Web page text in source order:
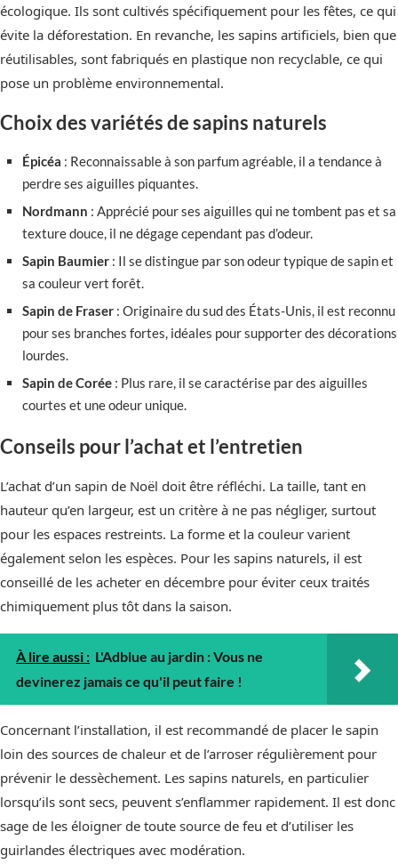
écologique. Ils sont cultivés spécifiquement pour les fêtes, ce qui
évite la déforestation. En revanche, les sapins artificiels, bien que
réutilisables, sont fabriqués en plastique non recyclable, ce qui
pose un problème environnemental.
Choix des variétés de sapins naturels
Épicéa : Reconnaissable à son parfum agréable, il a tendance à
perdre ses aiguilles piquantes.
Nordmann : Apprécié pour ses aiguilles qui ne tombent pas et sa
texture douce, il ne dégage cependant pas d’odeur.
Sapin Baumier : Il se distingue par son odeur typique de sapin et
sa couleur vert forêt.
Sapin de Fraser : Originaire du sud des États-Unis, il est reconnu
pour ses branches fortes, idéales pour supporter des décorations
lourdes.
Sapin de Corée : Plus rare, il se caractérise par des aiguilles
courtes et une odeur unique.
Conseils pour l’achat et l’entretien
L’achat d’un sapin de Noël doit être réfléchi. La taille, tant en
hauteur qu’en largeur, est un critère à ne pas négliger, surtout
pour les espaces restreints. La forme et la couleur varient
également selon les espèces. Pour les sapins naturels, il est
conseillé de les acheter en décembre pour éviter ceux traités
chimiquement plus tôt dans la saison.
À lire aussi : L'Adblue au jardin : Vous ne
devinerez jamais ce qu'il peut faire !
Concernant l’installation, il est recommandé de placer le sapin
loin des sources de chaleur et de l’arroser régulièrement pour
prévenir le dessèchement. Les sapins naturels, en particulier
lorsqu’ils sont secs, peuvent s’enflammer rapidement. Il est donc
sage de les éloigner de toute source de feu et d’utiliser les
guirlandes électriques avec modération.